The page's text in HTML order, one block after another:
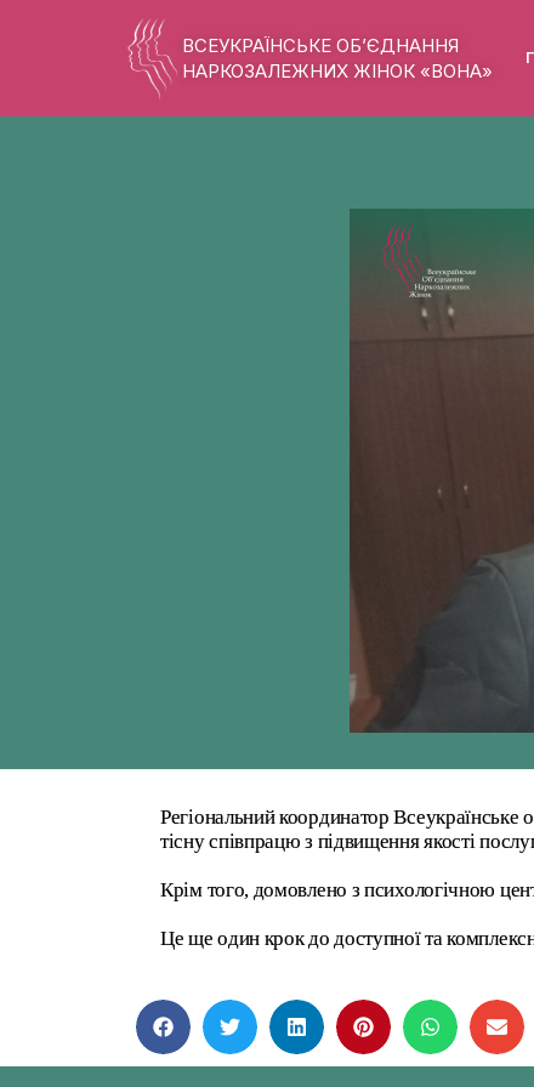
ВСЕУКРАЇНСЬКЕ ОБ’ЄДНАННЯ
НАРКОЗАЛЕЖНИХ ЖІНОК «ВОНА»
Регіональний координатор
тісну співпрацю з підвищення якості
Крім того, домовлено з психологічною
Це ще один крок до доступної та